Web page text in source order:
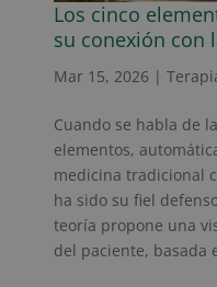
Los cinco
su conexión con
Mar 15, 2026 |
Cuando se habla de
elementos,
medicina tradicional
ha sido su fiel
teoría propone una
del paciente, basada